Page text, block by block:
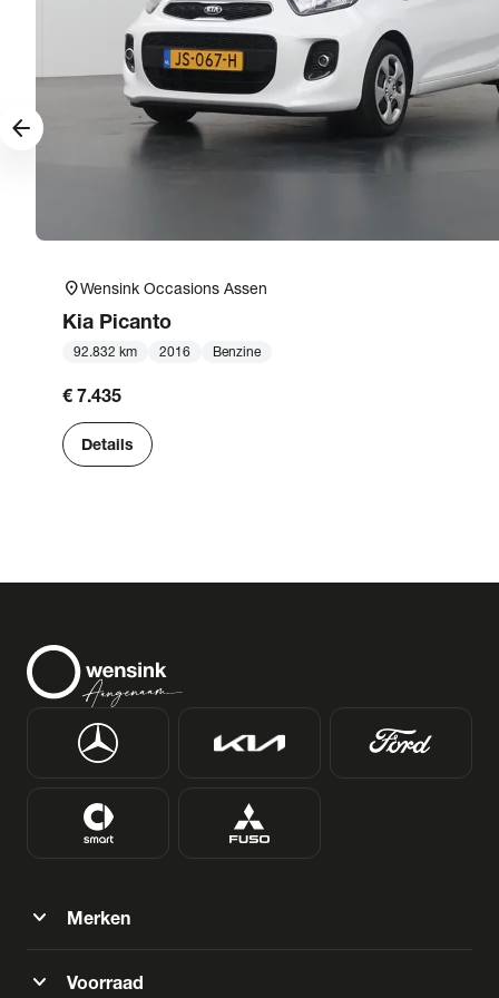
location_onWensink Occasions Assen
Kia Picanto
92.832 km 2016 Benzine
€ 7.435
Details
arrow_forward
expand_more Merken
expand_more Voorraad